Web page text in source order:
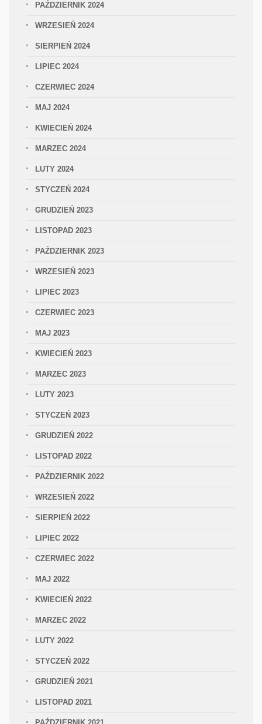
PAŹDZIERNIK 2024
WRZESIEŃ 2024
SIERPIEŃ 2024
LIPIEC 2024
CZERWIEC 2024
MAJ 2024
KWIECIEŃ 2024
MARZEC 2024
LUTY 2024
STYCZEŃ 2024
GRUDZIEŃ 2023
LISTOPAD 2023
PAŹDZIERNIK 2023
WRZESIEŃ 2023
LIPIEC 2023
CZERWIEC 2023
MAJ 2023
KWIECIEŃ 2023
MARZEC 2023
LUTY 2023
STYCZEŃ 2023
GRUDZIEŃ 2022
LISTOPAD 2022
PAŹDZIERNIK 2022
WRZESIEŃ 2022
SIERPIEŃ 2022
LIPIEC 2022
CZERWIEC 2022
MAJ 2022
KWIECIEŃ 2022
MARZEC 2022
LUTY 2022
STYCZEŃ 2022
GRUDZIEŃ 2021
LISTOPAD 2021